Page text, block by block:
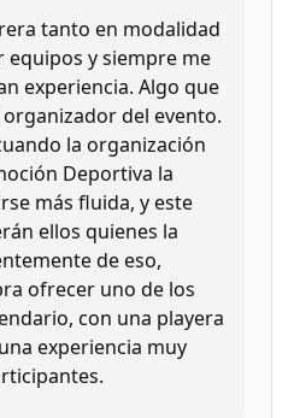
tanto en modalidad
y siempre me
experiencia. Algo que
del evento.
la organización
Deportiva la
más fluida, y este
ellos quienes la
de eso,
ofrecer uno de los
con una playera
experiencia muy